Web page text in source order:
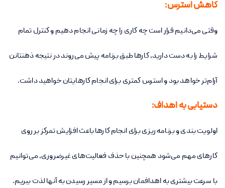
کاهش استرس:
وقتی می‌دانیم قرار است چه کاری را چه زمانی انجام دهیم و کنترل تمام
شرایط را به دست دارید، کارها طبق برنامه پیش می‌روند در نتیجه ذهنتانن
آرام‌تر خواهد بود و استرس کمتری برای انجام کارهایتان خواهید داشت.
دستیابی به اهداف:
اولویت بندی و برنامه ریزی برای انجام کارها باعث افزایش تمرکز بر روی
کارهای مهم می‌شود همچنین با حذف فعالیت‌های غیرضروری، می‌توانیم
با سرعت بیشتری به اهدافمان برسیم و از مسیر رسیدن به آنها لذت ببریم.